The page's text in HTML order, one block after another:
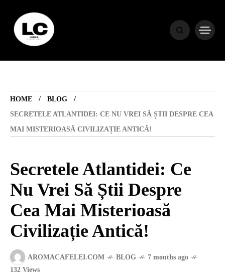
HOME
BLOG
SECRETELE ATLANTIDEI: CE NU VREI SĂ ȘTII DESPRE CEA
MAI MISTERIOASĂ CIVILIZAȚIE ANTICĂ!
Secretele Atlantidei: Ce
Nu Vrei Să Știi Despre
Cea Mai Misterioasă
Civilizație Antică!
AROMACAFELEI.COM BLOG
7 months ago
132 Views
HOME
BLOG
HOROSCOP
ENGLISH
CONTENT
TRAVEL
SANATATE